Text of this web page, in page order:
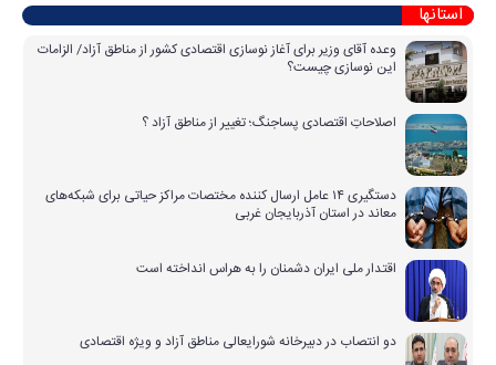
استانها
وعده آقای وزیر برای آغاز نوسازی اقتصادی کشور از مناطق آزاد/ الزامات
این نوسازی چیست؟
اصلاحاتِ اقتصادی پساجنگ؛ تغییر از مناطق آزاد ؟
دستگیری ۱۴ عامل ارسال کننده مختصات مراکز حیاتی برای شبکه‌های
معاند در استان آذربایجان غربی
اقتدار ملی ایران دشمنان را به هراس انداخته است
دو انتصاب در دبیرخانه شورایعالی مناطق آزاد و ویژه اقتصادی